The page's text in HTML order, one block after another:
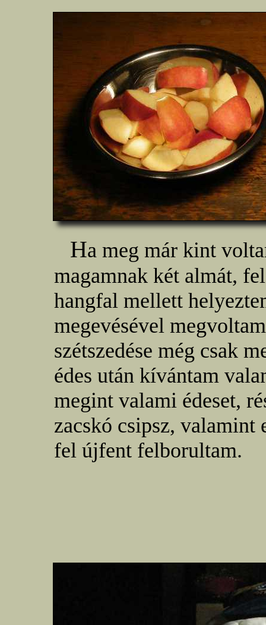
Ha meg már kint
magamnak két almát,
hangfal mellett
megevésével
szétszedése még csak
édes után kívántam
megint valami édeset,
zacskó csipsz,
fel újfent felborultam.